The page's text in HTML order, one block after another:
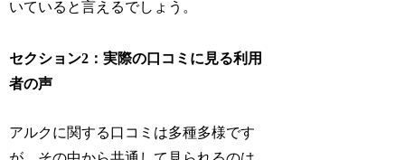
いていると言えるでしょう。
セクション2：実際の口コミに見る利用
者の声
アルクに関する口コミは多種多様です